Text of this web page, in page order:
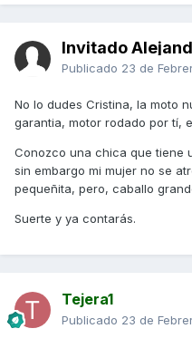
Invitado
Publicado 23 de
No lo dudes Cristina, la moto
garantia, motor rodado por tí,
Conozco una chica que tiene
sin embargo mi mujer no se
pequeñita, pero, caballo
Suerte y ya contarás.
Tejera1
Publicado 23 de